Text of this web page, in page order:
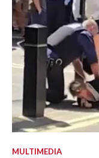
MULTIMEDIA